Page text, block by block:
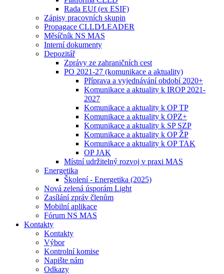
Rada EUf (ex ESIF)
Zápisy pracovních skupin
Propagace CLLD⁄LEADER
Měsíčník NS MAS
Interní dokumenty
Depozitář
Zprávy ze zahraničních cest
PO 2021-27 (komunikace a aktuality)
Příprava a vyjednávání období 2020+
Komunikace a aktuality k IROP 2021-
2027
Komunikace a aktuality k OP TP
Komunikace a aktuality k OPZ+
Komunikace a aktuality k SP SZP
Komunikace a aktuality k OP ŽP
Komunikace a aktuality k OP TAK
OP JAK
Místní udržitelný rozvoj v praxi MAS
Energetika
Školení - Energetika (2025)
Nová zelená úsporám Light
Zasílání zpráv členům
Mobilní aplikace
Fórum NS MAS
Kontakty
Kontakty
Výbor
Kontrolní komise
Napište nám
Odkazy